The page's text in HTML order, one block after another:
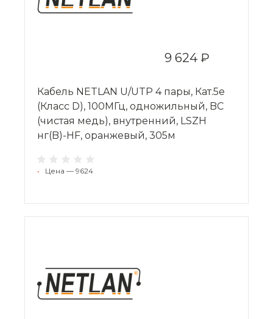
9 624 ₽
Кабель NETLAN U/UTP 4 пары, Кат.5e
(Класс D), 100МГц, одножильный, BC
(чистая медь), внутренний, LSZH
нг(B)-HF, оранжевый, 305м
• Цена — 9624